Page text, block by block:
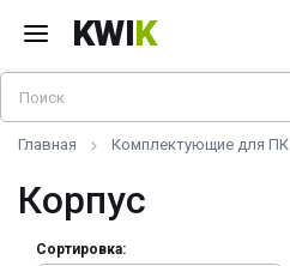
KWIK
Главная Комплектующие для ПК
Корпус
Сортировка: